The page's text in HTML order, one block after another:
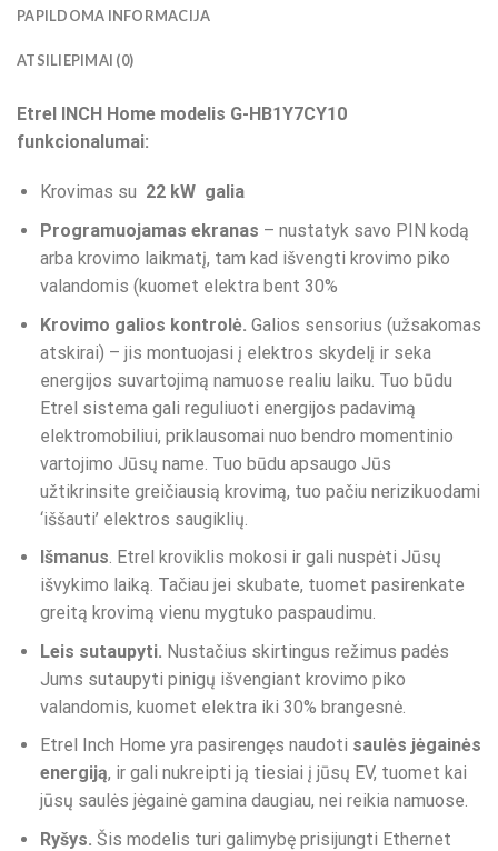
PAPILDOMA INFORMACIJA
ATSILIEPIMAI (0)
Etrel INCH Home modelis G-HB1Y7CY10
funkcionalumai:
Krovimas su 22 kW galia
Programuojamas ekranas – nustatyk savo PIN kodą
arba krovimo laikmatį, tam kad išvengti krovimo piko
valandomis (kuomet elektra bent 30%
Krovimo galios kontrolė. Galios sensorius (užsakomas
atskirai) – jis montuojasi į elektros skydelį ir seka
energijos suvartojimą namuose realiu laiku. Tuo būdu
Etrel sistema gali reguliuoti energijos padavimą
elektromobiliui, priklausomai nuo bendro momentinio
vartojimo Jūsų name. Tuo būdu apsaugo Jūs
užtikrinsite greičiausią krovimą, tuo pačiu nerizikuodami
‘iššauti’ elektros saugiklių.
Išmanus. Etrel kroviklis mokosi ir gali nuspėti Jūsų
išvykimo laiką. Tačiau jei skubate, tuomet pasirenkate
greitą krovimą vienu mygtuko paspaudimu.
Leis sutaupyti. Nustačius skirtingus režimus padės
Jums sutaupyti pinigų išvengiant krovimo piko
valandomis, kuomet elektra iki 30% brangesnė.
Etrel Inch Home yra pasirengęs naudoti saulės jėgainės
energiją, ir gali nukreipti ją tiesiai į jūsų EV, tuomet kai
jūsų saulės jėgainė gamina daugiau, nei reikia namuose.
Ryšys. Šis modelis turi galimybę prisijungti Ethernet